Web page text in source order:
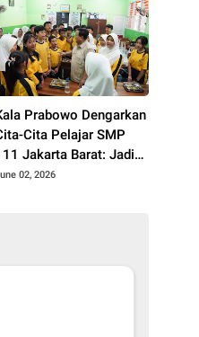
Prabowo Dengarkan
Cita Pelajar SMP
Jakarta Barat: Jadi
hingga Bawa
02, 2026